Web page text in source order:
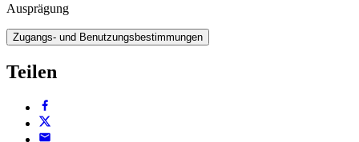
Ausprägung
Zugangs- und Benutzungsbestimmungen
Teilen